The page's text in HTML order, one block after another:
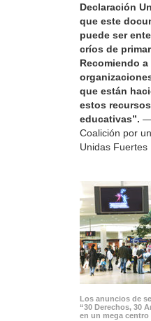
Declaración
que este
puede ser
críos de
Recomiendo a
que están
estos
educativas”. —
Coalición por
Unidas Fuertes
Los anuncios de
“30 Derechos, 30
en un mega